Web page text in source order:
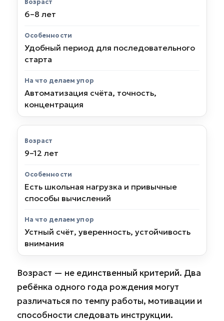
6–8 лет
Удобный период для последовательного
старта
Автоматизация счёта, точность,
концентрация
9–12 лет
Есть школьная нагрузка и привычные
способы вычислений
Устный счёт, уверенность, устойчивость
внимания
Возраст — не единственный критерий. Два
ребёнка одного года рождения могут
различаться по темпу работы, мотивации и
способности следовать инструкции.